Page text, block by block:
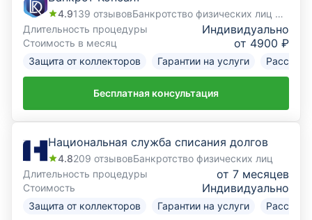
4.9139 отзывов
Банкротство физических лиц под ключ
Длительность процедуры
Индивидуально
Стоимость в месяц от 4900 ₽
Защита от коллекторов Гарантии на услуги
Бесплатная консультация
Национальная служба списания долгов
4.8209 отзывовБанкротство физических лиц
Длительность процедуры
от 7 месяцев
Стоимость Индивидуально
Защита от коллекторов Гарантии на услуги